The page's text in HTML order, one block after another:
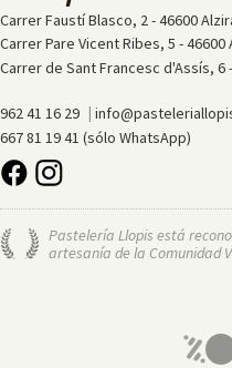
Carrer Faustí Blasco, 2 - 46600
Carrer Pare Vicent Ribes, 5 - 46600
Carrer de Sant Francesc d'Assís, 6
962 41 16 29 |
667 81 19 41 (sólo WhatsApp)
Pastelería Llopis está
artesanía de la Comunidad